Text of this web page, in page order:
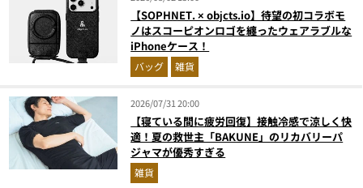
【SOPHNET. × objcts.io】待望の初コラボモ
ノはスコーピオンロゴを纏ったウェアラブルな
iPhoneケース！
バッグ 雑貨
2026/07/31 20:00
【寝ている間に疲労回復】接触冷感で涼しく快
適！夏の救世主「BAKUNE」のリカバリーパ
ジャマが優秀すぎる
雑貨